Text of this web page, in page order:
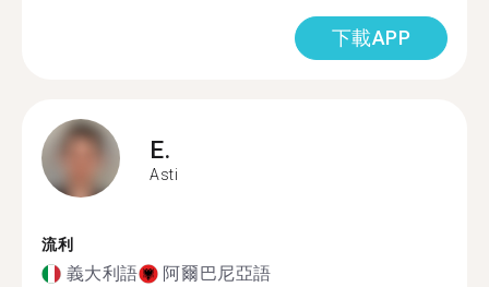
下載APP
E.
Asti
流利
義大利語 阿爾巴尼亞語